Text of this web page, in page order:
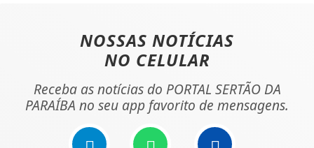
NOSSAS NOTÍCIAS
NO CELULAR
Receba as notícias do PORTAL SERTÃO DA
PARAÍBA no seu app favorito de mensagens.